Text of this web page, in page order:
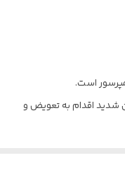
است.
اقدام به تعویض و